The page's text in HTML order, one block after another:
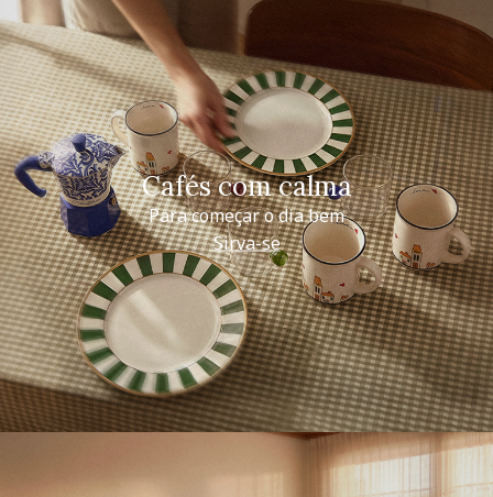
Cafés com calma
Para começar o dia bem
Sirva-se